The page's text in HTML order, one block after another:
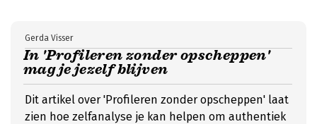
In 'Profileren zonder opscheppen'
mag je jezelf blijven
Gerda Visser
Dit artikel over 'Profileren zonder opscheppen' laat
zien hoe zelfanalyse je kan helpen om authentiek